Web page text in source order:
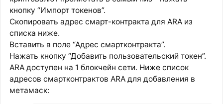
кнопку “Импорт токенов”.
Скопировать адрес смарт-контракта для ARA из
списка ниже.
Вставить в поле “Адрес смартконтракта”.
Нажать кнопку “Добавить пользовательский токен”.
ARA доступен на 1 блокчейн сети. Ниже список
адресов смартконтрактов ARA для добавления в
метамаск: